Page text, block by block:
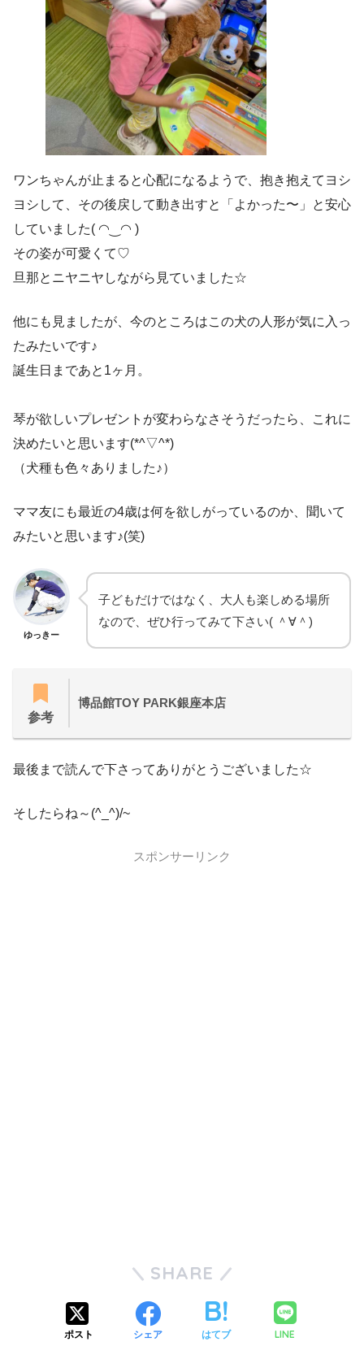
ワンちゃんが止まると心配になるようで、抱き抱えてヨシ
ヨシして、その後戻して動き出すと「よかった〜」と安心
していました( ◠‿◠ )
その姿が可愛くて♡
旦那とニヤニヤしながら見ていました☆
他にも見ましたが、今のところはこの犬の人形が気に入っ
たみたいです♪
誕生日まであと1ヶ月。
琴が欲しいプレゼントが変わらなさそうだったら、これに
決めたいと思います(*^▽^*)
（犬種も色々ありました♪）
ママ友にも最近の4歳は何を欲しがっているのか、聞いて
みたいと思います♪(笑)
ゆっきー
子どもだけではなく、大人も楽しめる場所
なので、ぜひ行ってみて下さい( ＾∀＾)
参考
博品館TOY PARK銀座本店
最後まで読んで下さってありがとうございました☆
そしたらね～(^_^)/~
スポンサーリンク
SHARE
ポスト シェア はてブ LINE